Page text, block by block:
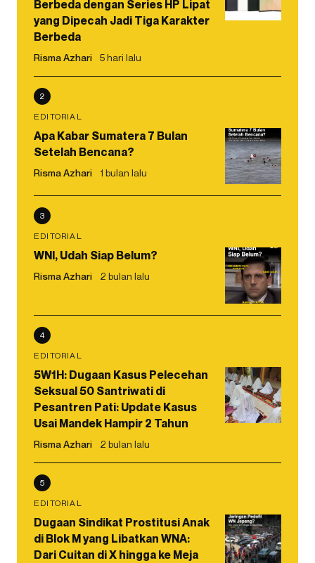
Berbeda dengan Series HP Lipat
yang Dipecah Jadi Tiga Karakter
Berbeda
Risma Azhari 5 hari lalu
2
EDITORIAL
Apa Kabar Sumatera 7 Bulan
Setelah Bencana?
Risma Azhari 1 bulan lalu
3
EDITORIAL
WNI, Udah Siap Belum?
Risma Azhari 2 bulan lalu
4
EDITORIAL
5W1H: Dugaan Kasus Pelecehan
Seksual 50 Santriwati di
Pesantren Pati: Update Kasus
Usai Mandek Hampir 2 Tahun
Risma Azhari 2 bulan lalu
5
EDITORIAL
Dugaan Sindikat Prostitusi Anak
di Blok M yang Libatkan WNA:
Dari Cuitan di X hingga ke Meja